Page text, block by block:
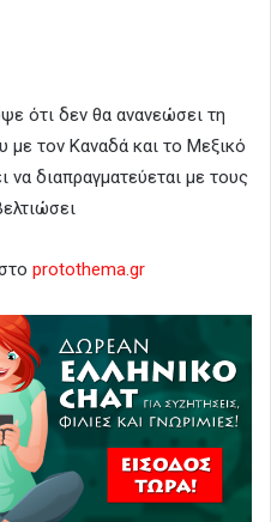
ότι δεν θα ανανεώσει τη
τον Καναδά και το Μεξικό
διαπραγματεύεται με τους
protothema.gr